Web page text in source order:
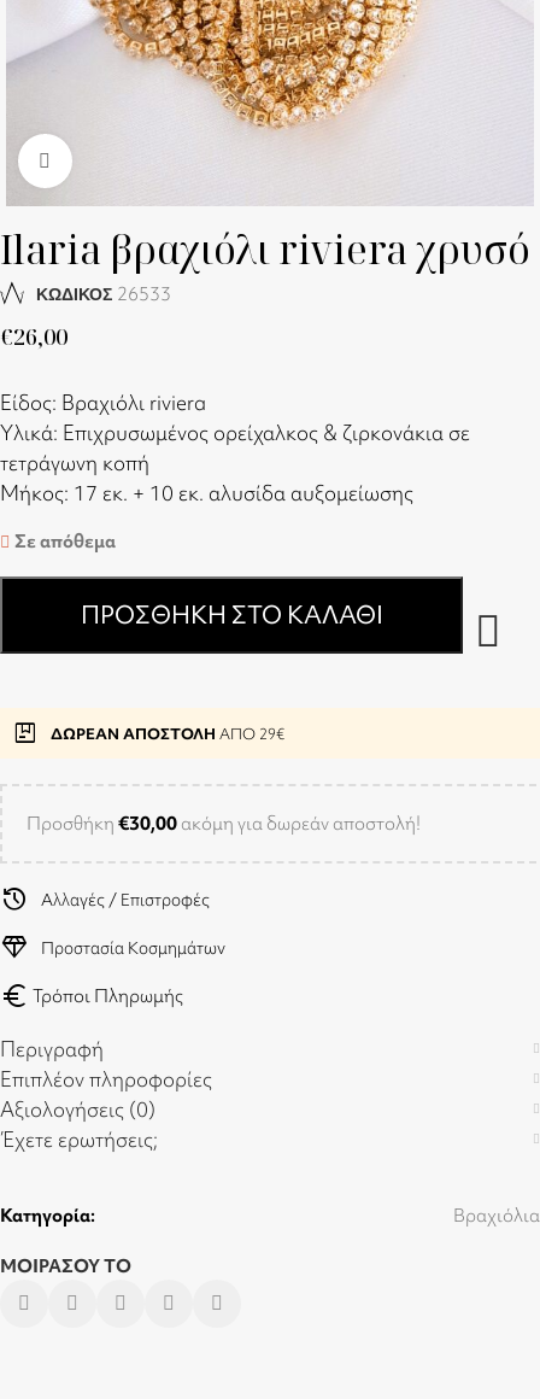
Click to enlarge
Ilaria βραχιόλι riviera χρυσό
ΚΩΔΙΚΟΣ 26533
€26,00
Είδος: Βραχιόλι riviera
Υλικά: Επιχρυσωμένος ορείχαλκος & ζιρκονάκια σε
τετράγωνη κοπή
Μήκος: 17 εκ. + 10 εκ. αλυσίδα αυξομείωσης
Σε απόθεμα
ΠΡΟΣΘΉΚΗ ΣΤΟ ΚΑΛΆΘΙ
package ΔΩΡΕΑΝ ΑΠΟΣΤΟΛΗ ΑΠΟ 29€
Προσθήκη €30,00 ακόμη για δωρεάν αποστολή!
history Αλλαγές / Επιστροφές
diamond Προστασία Κοσμημάτων
euro Τρόποι Πληρωμής
Περιγραφή
Επιπλέον πληροφορίες
Αξιολογήσεις (0)
Έχετε ερωτήσεις;
Κατηγορία: Βραχιόλια
ΜΟΙΡΑΣΟΥ ΤΟ